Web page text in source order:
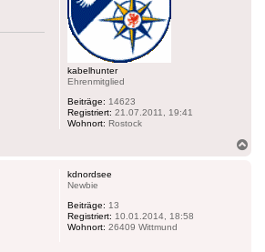
kabelhunter
Ehrenmitglied
Beiträge: 14623
Registriert: 21.07.2011, 19:41
Wohnort: Rostock
kdnordsee
Newbie
Beiträge: 13
Registriert: 10.01.2014, 18:58
Wohnort: 26409 Wittmund